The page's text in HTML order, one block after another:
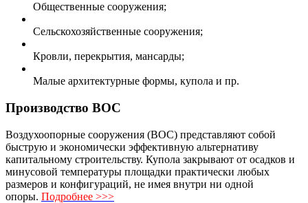
Общественные сооружения;
Сельскохозяйственные сооружения;
Кровли, перекрытия, мансарды;
Малые архитектурные формы, купола и пр.
Производство ВОС
Воздухоопорные сооружения (ВОС) представляют собой
быструю и экономически эффективную альтернативу
капитальному строительству. Купола закрывают от осадков и
минусовой температуры площадки практически любых
размеров и конфигураций, не имея внутри ни одной
опоры. Подробнее >>>